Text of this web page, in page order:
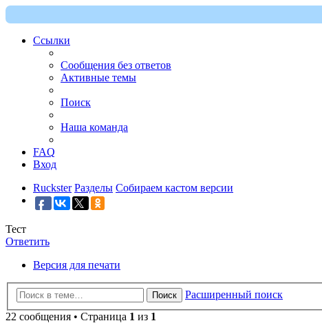
Ссылки
Сообщения без ответов
Активные темы
Поиск
Наша команда
FAQ
Вход
Ruckster Разделы Собираем кастом версии
Тест
Ответить
Версия для печати
Поиск
Расширенный поиск
22 сообщения • Страница 1 из 1